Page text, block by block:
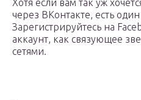
Хотя если вам так уж
через ВКонтакте, есть
Зарегистрируйтесь на
аккаунт, как связующее
сетями.